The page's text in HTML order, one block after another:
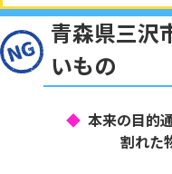
青森県三沢
いもの
本来の目的
割れた